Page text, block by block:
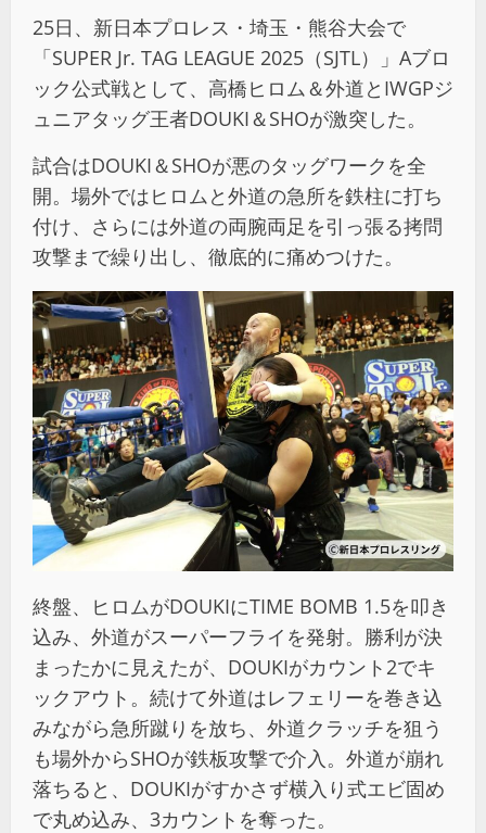
25日、新日本プロレス・埼玉・熊谷大会で
「SUPER Jr. TAG LEAGUE 2025（SJTL）」Aブロ
ック公式戦として、高橋ヒロム＆外道とIWGPジ
ュニアタッグ王者DOUKI＆SHOが激突した。
試合はDOUKI＆SHOが悪のタッグワークを全
開。場外ではヒロムと外道の急所を鉄柱に打ち
付け、さらには外道の両腕両足を引っ張る拷問
攻撃まで繰り出し、徹底的に痛めつけた。
終盤、ヒロムがDOUKIにTIME BOMB 1.5を叩き
込み、外道がスーパーフライを発射。勝利が決
まったかに見えたが、DOUKIがカウント2でキ
ックアウト。続けて外道はレフェリーを巻き込
みながら急所蹴りを放ち、外道クラッチを狙う
も場外からSHOが鉄板攻撃で介入。外道が崩れ
落ちると、DOUKIがすかさず横入り式エビ固め
で丸め込み、3カウントを奪った。